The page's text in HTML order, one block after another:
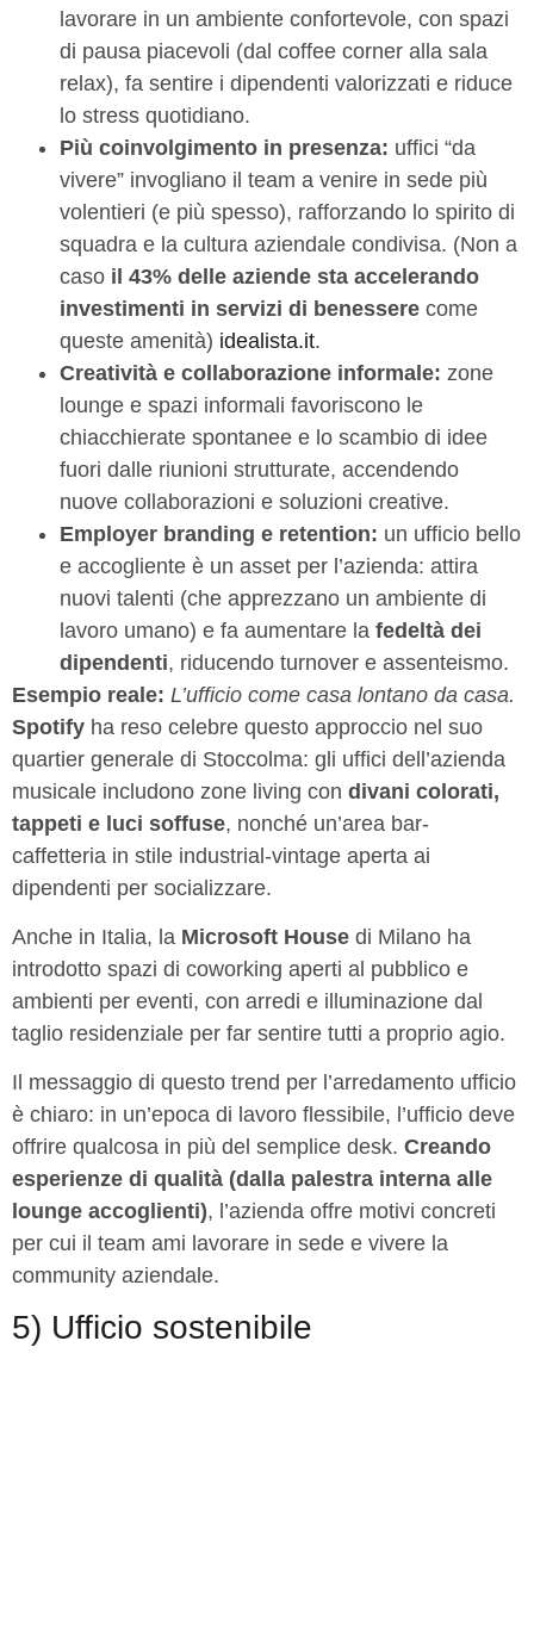
lavorare in un ambiente confortevole, con spazi
di pausa piacevoli (dal coffee corner alla sala
relax), fa sentire i dipendenti valorizzati e riduce
lo stress quotidiano.
Più coinvolgimento in presenza: uffici “da
vivere” invogliano il team a venire in sede più
volentieri (e più spesso), rafforzando lo spirito di
squadra e la cultura aziendale condivisa. (Non a
caso il 43% delle aziende sta accelerando
investimenti in servizi di benessere come
queste amenità) idealista.it.
Creatività e collaborazione informale: zone
lounge e spazi informali favoriscono le
chiacchierate spontanee e lo scambio di idee
fuori dalle riunioni strutturate, accendendo
nuove collaborazioni e soluzioni creative.
Employer branding e retention: un ufficio bello
e accogliente è un asset per l’azienda: attira
nuovi talenti (che apprezzano un ambiente di
lavoro umano) e fa aumentare la fedeltà dei
dipendenti, riducendo turnover e assenteismo.
Esempio reale: L’ufficio come casa lontano da casa.
Spotify ha reso celebre questo approccio nel suo
quartier generale di Stoccolma: gli uffici dell’azienda
musicale includono zone living con divani colorati,
tappeti e luci soffuse, nonché un’area bar-
caffetteria in stile industrial-vintage aperta ai
dipendenti per socializzare.
Anche in Italia, la Microsoft House di Milano ha
introdotto spazi di coworking aperti al pubblico e
ambienti per eventi, con arredi e illuminazione dal
taglio residenziale per far sentire tutti a proprio agio.
Il messaggio di questo trend per l’arredamento ufficio
è chiaro: in un’epoca di lavoro flessibile, l’ufficio deve
offrire qualcosa in più del semplice desk. Creando
esperienze di qualità (dalla palestra interna alle
lounge accoglienti), l’azienda offre motivi concreti
per cui il team ami lavorare in sede e vivere la
community aziendale.
5) Ufficio sostenibile